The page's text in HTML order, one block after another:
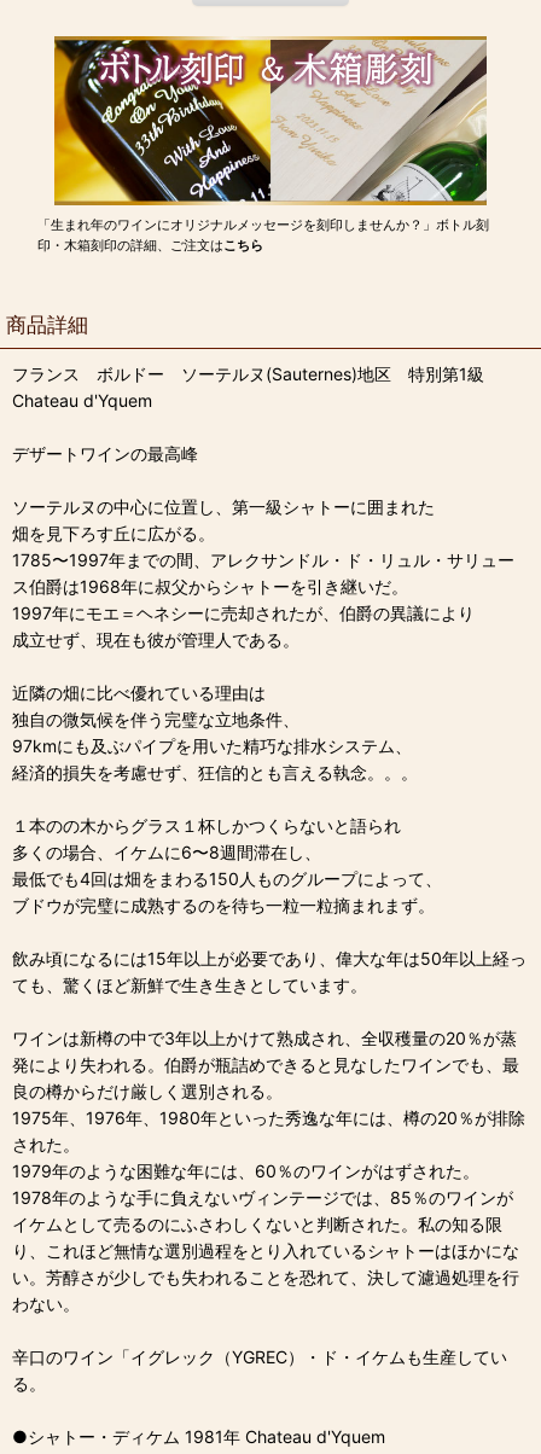
「生まれ年のワインにオリジナルメッセージを刻印しませんか？」ボトル刻
印・木箱刻印の詳細、ご注文はこちら
商品詳細
フランス ボルドー ソーテルヌ(Sauternes)地区 特別第1級
Chateau d'Yquem
デザートワインの最高峰
ソーテルヌの中心に位置し、第一級シャトーに囲まれた
畑を見下ろす丘に広がる。
1785〜1997年までの間、アレクサンドル・ド・リュル・サリュー
ス伯爵は1968年に叔父からシャトーを引き継いだ。
1997年にモエ＝ヘネシーに売却されたが、伯爵の異議により
成立せず、現在も彼が管理人である。
近隣の畑に比べ優れている理由は
独自の微気候を伴う完璧な立地条件、
97kmにも及ぶパイプを用いた精巧な排水システム、
経済的損失を考慮せず、狂信的とも言える執念。。。
１本のの木からグラス１杯しかつくらないと語られ
多くの場合、イケムに6〜8週間滞在し、
最低でも4回は畑をまわる150人ものグループによって、
ブドウが完璧に成熟するのを待ち一粒一粒摘まれまず。
飲み頃になるには15年以上が必要であり、偉大な年は50年以上経っ
ても、驚くほど新鮮で生き生きとしています。
ワインは新樽の中で3年以上かけて熟成され、全収穫量の20％が蒸
発により失われる。伯爵が瓶詰めできると見なしたワインでも、最
良の樽からだけ厳しく選別される。
1975年、1976年、1980年といった秀逸な年には、樽の20％が排除
された。
1979年のような困難な年には、60％のワインがはずされた。
1978年のような手に負えないヴィンテージでは、85％のワインが
イケムとして売るのにふさわしくないと判断された。私の知る限
り、これほど無情な選別過程をとり入れているシャトーはほかにな
い。芳醇さが少しでも失われることを恐れて、決して濾過処理を行
わない。
辛口のワイン「イグレック（YGREC）・ド・イケムも生産してい
る。
●シャトー・ディケム 1981年 Chateau d'Yquem